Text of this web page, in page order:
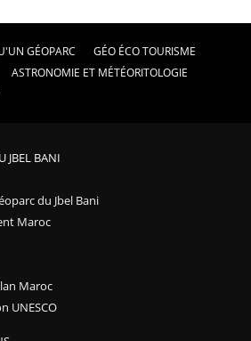
GÉOPARC
GÉO ÉCO TOURISME
ASTRONOMIE ET MÉTÉORITOLOGIE
JBEL BANI
du Jbel Bani
Maroc
Maroc
UNESCO